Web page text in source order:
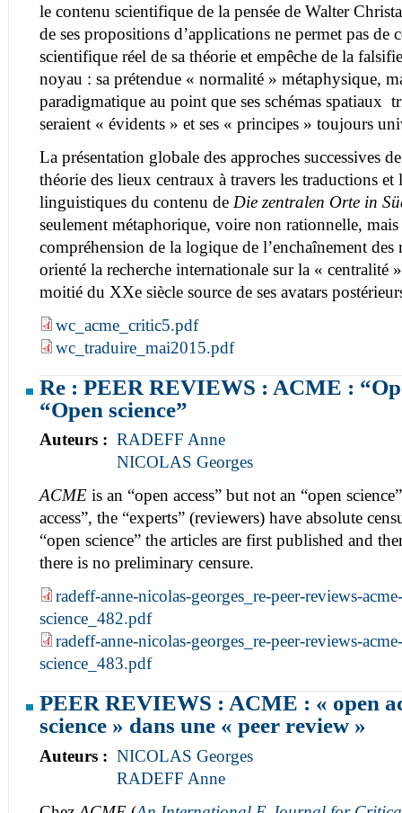
le contenu scientifique de la pensée de Walter
de ses propositions d’applications ne permet pas de
scientifique réel de sa théorie et empêche de la
noyau : sa prétendue « normalité » métaphysique,
paradigmatique au point que ses schémas spatiaux
seraient « évidents » et ses « principes » toujours
La présentation globale des approches successives
théorie des lieux centraux à travers les traductions et
linguistiques du contenu de Die zentralen Orte in
seulement métaphorique, voire non rationnelle,
compréhension de la logique de l’enchaînement
orienté la recherche internationale sur la « centralité
moitié du XXe siècle source de ses avatars
wc_acme_critic5.pdf
wc_traduire_mai2015.pdf
Re : PEER REVIEWS : ACME :
“Open science”
Auteurs : RADEFF Anne
NICOLAS Georges
ACME is an “open access” but not an “open
access”, the “experts” (reviewers) have absolute
“open science” the articles are first published and
there is no preliminary censure.
radeff-anne-nicolas-georges_re-peer-reviews-
science_482.pdf
radeff-anne-nicolas-georges_re-peer-reviews-
science_483.pdf
PEER REVIEWS : ACME : « open
science » dans une « peer review »
Auteurs : NICOLAS Georges
RADEFF Anne